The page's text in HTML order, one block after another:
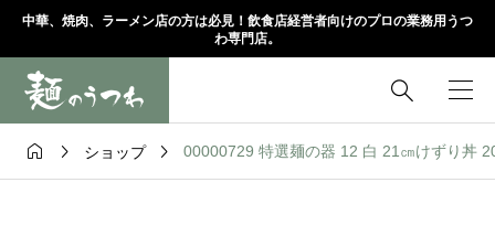
中華、焼肉、ラーメン店の方は必見！飲食店経営者向けのプロの業務用うつ
わ専門店。

  ショップ  00000729 特選麺の器 12 白 21㎝けずり丼